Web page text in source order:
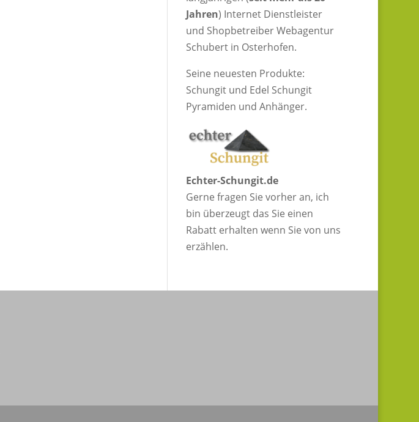
Jahren) Internet Dienstleister
und Shopbetreiber Webagentur
Schubert in Osterhofen.
Seine neuesten Produkte:
Schungit und Edel Schungit
Pyramiden und Anhänger.
Echter-Schungit.de
Gerne fragen Sie vorher an, ich
bin überzeugt das Sie einen
Rabatt erhalten wenn Sie von uns
erzählen.